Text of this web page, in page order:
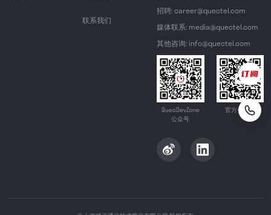
联系我们
招聘: career@quectel.com
媒体联系: media@quectel.com
其他咨询: info@quectel.com
QuecDevZone
公众号
官方公众号